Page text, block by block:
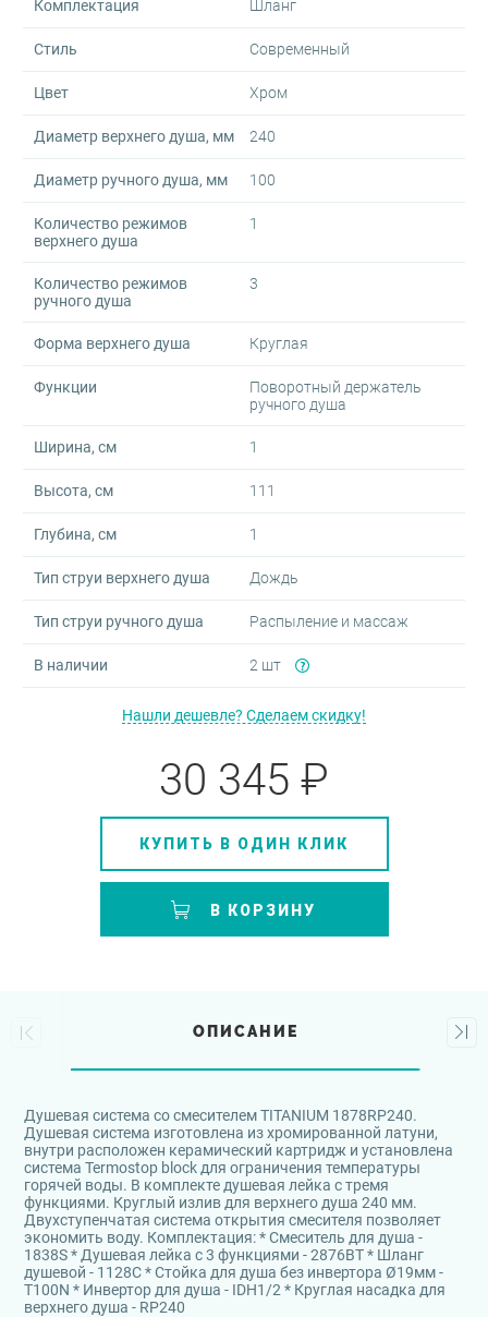
Комплектация Шланг
Стиль Современный
Цвет Хром
Диаметр верхнего душа, мм 240
Диаметр ручного душа, мм 100
Количество режимов
верхнего душа
1
Количество режимов
ручного душа
3
Форма верхнего душа Круглая
Функции
Поворотный держатель
ручного душа
Ширина, см 1
Высота, см 111
Глубина, см 1
Тип струи верхнего душа Дождь
Тип струи ручного душа Распыление и массаж
В наличии 2 шт
Нашли дешевле? Сделаем скидку!
30 345 ₽
КУПИТЬ В ОДИН КЛИК
В КОРЗИНУ
ОПИСАНИЕ
Душевая система со смесителем TITANIUM 1878RP240.
Душевая система изготовлена из хромированной латуни,
внутри расположен керамический картридж и установлена
система Termostop block для ограничения температуры
горячей воды. В комплекте душевая лейка с тремя
функциями. Круглый излив для верхнего душа 240 мм.
Двухступенчатая система открытия смесителя позволяет
экономить воду. Комплектация: * Смеситель для душа -
1838S * Душевая лейка с 3 функциями - 2876BT * Шланг
душевой - 1128C * Стойка для душа без инвертора Ø19мм -
T100N * Инвертор для душа - IDH1/2 * Круглая насадка для
верхнего душа - RP240